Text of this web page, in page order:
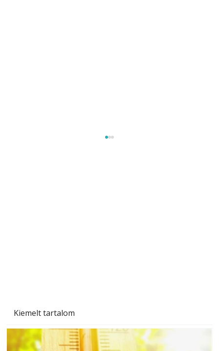
Kiemelt tartalom